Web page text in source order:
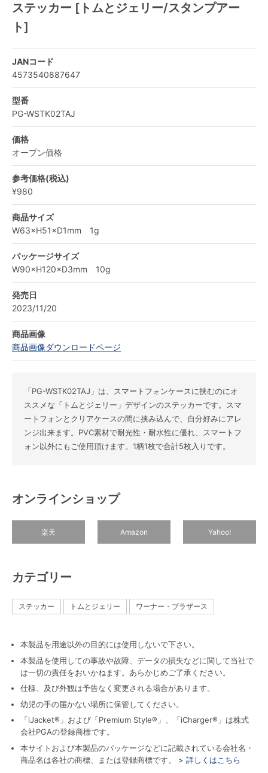
ステッカー [トムとジェリー/スタンプアー
ト]
JANコード
4573540887647
型番
PG-WSTK02TAJ
価格
オープン価格
参考価格(税込)
¥980
商品サイズ
W63×H51×D1mm 1g
パッケージサイズ
W90×H120×D3mm 10g
発売日
2023/11/20
商品画像
商品画像ダウンロードページ
「PG-WSTK02TAJ」は、スマートフォンケースに挟むのにオ
ススメな「トムとジェリー」デザインのステッカーです。スマ
ートフォンとクリアケースの間に挟み込んで、自分好みにアレ
ンジ出来ます。PVC素材で耐光性・耐水性に優れ、スマートフ
ォン以外にもご使用頂けます。1柄1枚で合計5枚入りです。
オンラインショップ
楽天 Amazon Yahoo!
カテゴリー
ステッカー トムとジェリー ワーナー・ブラザース
本製品を用途以外の目的には使用しないで下さい。
本製品を使用しての事故や故障、データの損失などに関して当社で
は一切の責任をおいかねます。あらかじめご了承ください。
仕様、及び外観は予告なく変更される場合があります。
幼児の手の届かない場所に保管してください。
「iJacket®」および「Premium Style®」、「iCharger®」は株式
会社PGAの登録商標です。
本サイトおよび本製品のパッケージなどに記載されている会社名・
商品名は各社の商標、または登録商標です。
> 詳しくはこちら